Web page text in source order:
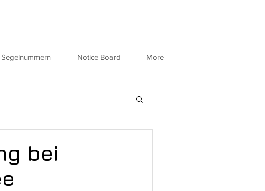
Segelnummern Notice Board More
bei